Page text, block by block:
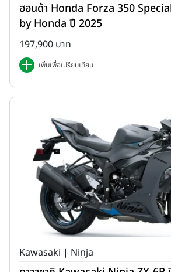
ฮอนด้า Honda Forza 350
by Honda ปี 2025
197,900 บาท
เพิ่มเพื่อเปรียบเทียบ
Kawasaki | Ninja